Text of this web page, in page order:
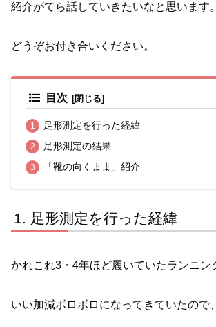
紹介がてら話していきたいなと思います。
どうぞお付き合いください。
目次
足形測定を行った経緯
足形測定の結果
「靴の向くまま」紹介
足形測定を行った経緯
かれこれ3・4年ほど履いていたランニン
いい加減ボロボロになってきていたので、